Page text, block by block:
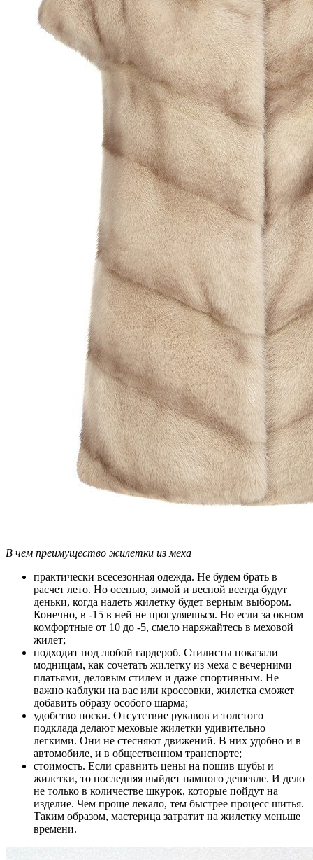
В чем преимущество жилетки из меха
практически всесезонная одежда. Не будем брать в
расчет лето. Но осенью, зимой и весной всегда будут
деньки, когда надеть жилетку будет верным выбором.
Конечно, в -15 в ней не прогуляешься. Но если за окном
комфортные от 10 до -5, смело наряжайтесь в меховой
жилет;
подходит под любой гардероб. Стилисты показали
модницам, как сочетать жилетку из меха с вечерними
платьями, деловым стилем и даже спортивным. Не
важно каблуки на вас или кроссовки, жилетка сможет
добавить образу особого шарма;
удобство носки. Отсутствие рукавов и толстого
подклада делают меховые жилетки удивительно
легкими. Они не стесняют движений. В них удобно и в
автомобиле, и в общественном транспорте;
стоимость. Если сравнить цены на пошив шубы и
жилетки, то последняя выйдет намного дешевле. И дело
не только в количестве шкурок, которые пойдут на
изделие. Чем проще лекало, тем быстрее процесс шитья.
Таким образом, мастерица затратит на жилетку меньше
времени.